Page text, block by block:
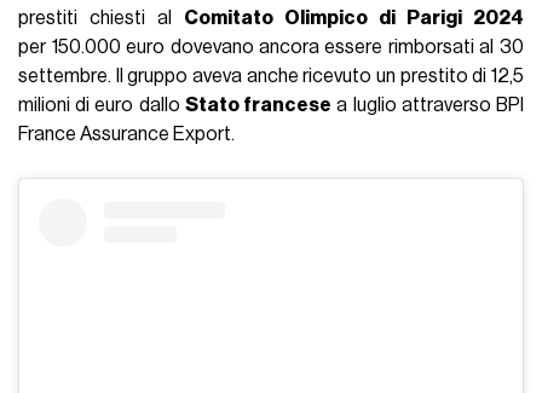
prestiti chiesti al Comitato Olimpico di Parigi 2024
per 150.000 euro dovevano ancora essere rimborsati al 30
settembre. Il gruppo aveva anche ricevuto un prestito di 12,5
milioni di euro dallo Stato francese a luglio attraverso BPI
France Assurance Export.